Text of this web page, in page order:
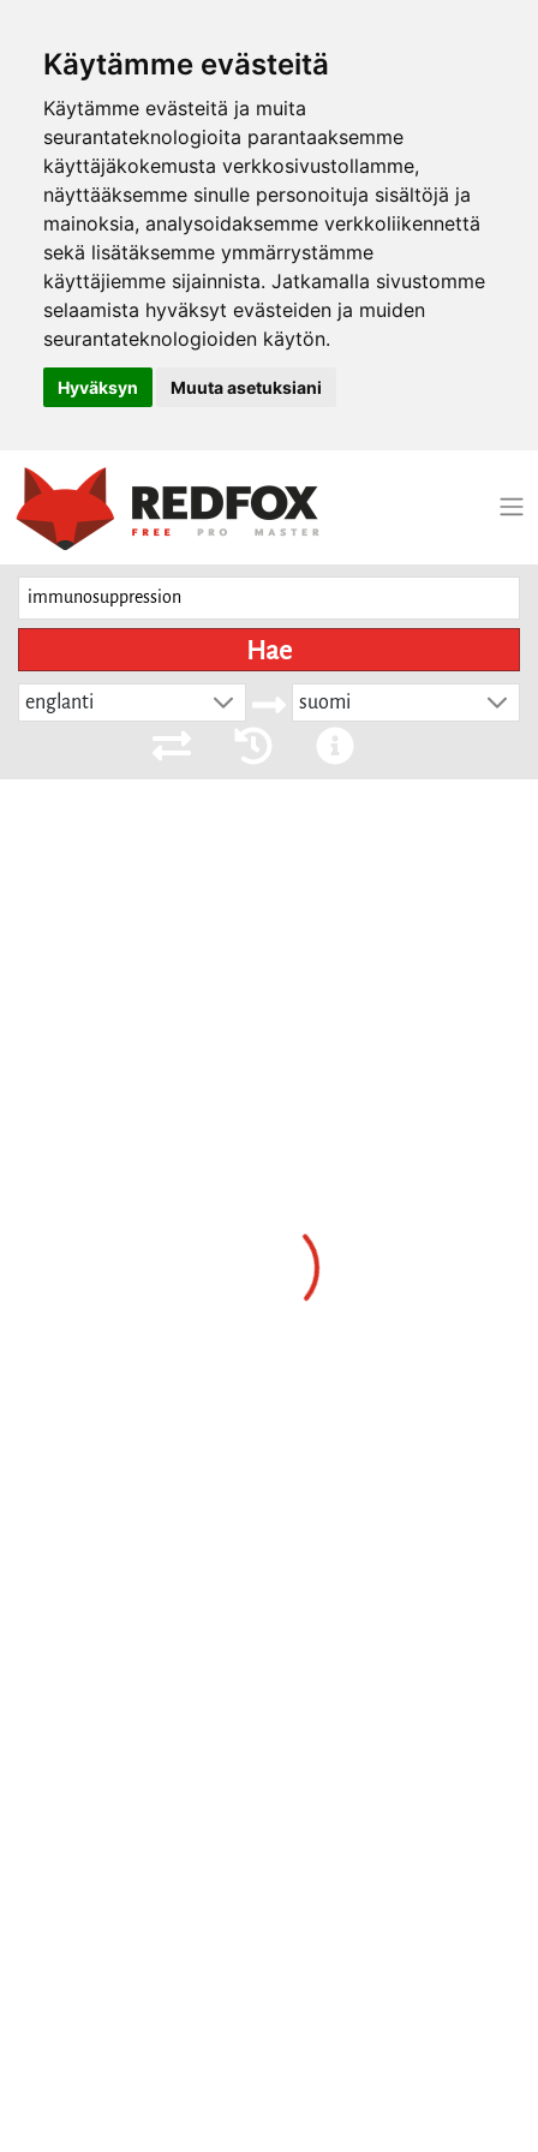
Käytämme evästeitä
Käytämme evästeitä ja muita
seurantateknologioita parantaaksemme
käyttäjäkokemusta verkkosivustollamme,
näyttääksemme sinulle personoituja sisältöjä ja
mainoksia, analysoidaksemme verkkoliikennettä
sekä lisätäksemme ymmärrystämme
käyttäjiemme sijainnista. Jatkamalla sivustomme
selaamista hyväksyt evästeiden ja muiden
seurantateknologioiden käytön.
Hyväksyn Muuta asetuksiani
Hae
englanti suomi